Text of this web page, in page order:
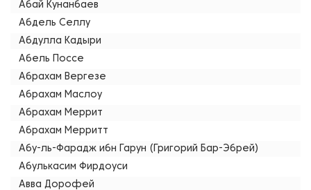
Абай Кунанбаев
Абдель Селлу
Абдулла Кадыри
Абель Поссе
Абрахам Вергезе
Абрахам Маслоу
Абрахам Меррит
Абрахам Мерритт
Абу-ль-Фарадж ибн Гарун (Григорий Бар-Эбрей)
Абулькасим Фирдоуси
Авва Дорофей